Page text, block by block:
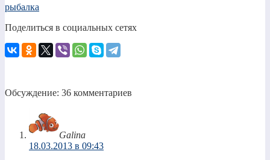
рыбалка
Поделиться в социальных сетях
Обсуждение: 36 комментариев
Galina
18.03.2013 в 09:43